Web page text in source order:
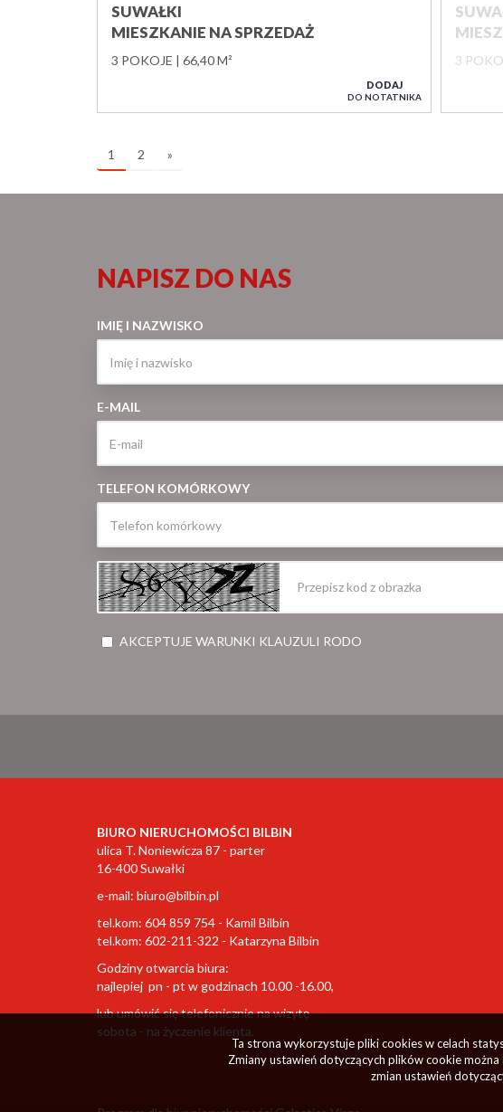
SUWAŁKI
MIESZKANIE NA SPRZEDAŻ
3 POKOJE 66,40 M²
DODAJ
DO NOTATNIKA
3
1 2 »
NAPISZ DO NAS
IMIĘ I NAZWISKO
E-MAIL
TELEFON KOMÓRKOWY
AKCEPTUJE WARUNKI KLAUZULI RODO
BIURO NIERUCHOMOŚCI BILBIN
ulica T. Noniewicza 87 - parter
16-400 Suwałki
e-mail: biuro@bilbin.pl
tel.kom: 604 859 754 - Kamil Bilbin
tel.kom: 602-211-322 - Katarzyna Bilbin
Godziny otwarcia biura:
najlepiej pn - pt w godzinach 10.00 -16.00,
lub umówić się telefonicznie na wizytę
sobota - na życzenie klienta.
Ta strona wykorzystuje pliki cookies w celach
Zmiany ustawień dotyczących plików cookie
zmian ustawień